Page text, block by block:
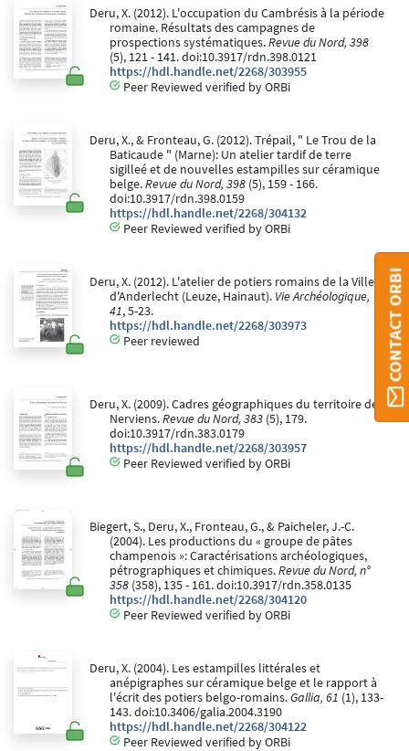
Deru, X. (2012). L'occupation du Cambrésis à la période
romaine. Résultats des campagnes de
prospections systématiques.Revue du Nord, 398
(5), 121 - 141. doi:10.3917/rdn.398.0121
https://hdl.handle.net/2268/303955
Peer Reviewed verified by ORBi
Deru, X., & Fronteau, G. (2012). Trépail, " Le Trou de la
Baticaude " (Marne): Un atelier tardif de terre
sigilleé et de nouvelles estampilles sur céramique
belge.Revue du Nord, 398 (5), 159 - 166.
doi:10.3917/rdn.398.0159
https://hdl.handle.net/2268/304132
Peer Reviewed verified by ORBi
Deru, X. (2012). L'atelier de potiers romains de la Ville
d'Anderlecht (Leuze, Hainaut). Vie Archéologique,
41, 5-23.
https://hdl.handle.net/2268/303973
Peer reviewed
Deru, X. (2009). Cadres géographiques du territoire des
Nerviens.Revue du Nord, 383 (5), 179.
doi:10.3917/rdn.383.0179
https://hdl.handle.net/2268/303957
Peer Reviewed verified by ORBi
Biegert, S., Deru, X., Fronteau, G., & Paicheler, J.-C.
(2004). Les productions du « groupe de pâtes
champenois »: Caractérisations archéologiques,
pétrographiques et chimiques.Revue du Nord, n°
358 (358), 135 - 161. doi:10.3917/rdn.358.0135
https://hdl.handle.net/2268/304120
Peer Reviewed verified by ORBi
Deru, X. (2004). Les estampilles littérales et
anépigraphes sur céramique belge et le rapport à
l'écrit des potiers belgo-romains.Gallia, 61 (1), 133-
143. doi:10.3406/galia.2004.3190
https://hdl.handle.net/2268/304122
Peer Reviewed verified by ORBi
CONTACT ORBI